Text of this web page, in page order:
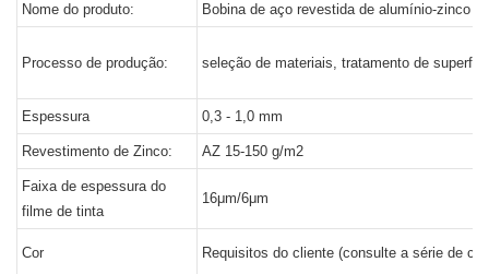
Nome do produto:
Bobina de aço revestida de alumínio-zinco
Processo de produção: seleção de materiais, tratamento de
Espessura 0,3 - 1,0 mm
Revestimento de Zinco: AZ 15-150 g/m2
Faixa de espessura do
filme de tinta
16μm/6μm
Cor Requisitos do cliente (consulte a série de